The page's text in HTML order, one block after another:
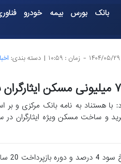
بانک بورس بیمه خودرو
- زمان : ۱۰:۵۹ | دسته بندی:
با هستناد به نامه بانک مرکزی و
- اخبار